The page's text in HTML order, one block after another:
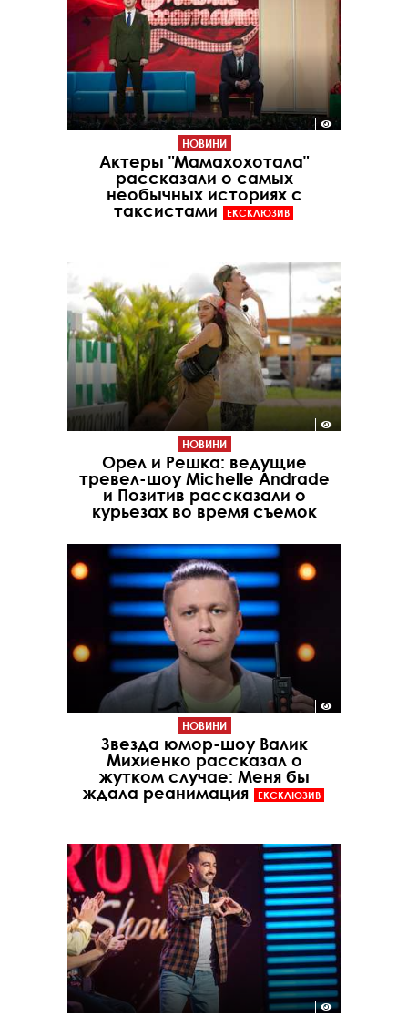
НОВИНИ
Актеры "Мамахохотала"
рассказали о самых
необычных историях с
таксистами
ЕКСКЛЮЗИВ
НОВИНИ
Орел и Решка: ведущие
тревел-шоу Michelle Andrade
и Позитив рассказали о
курьезах во время съемок
НОВИНИ
Звезда юмор-шоу Валик
Михиенко рассказал о
жутком случае: Меня бы
ждала реанимация
ЕКСКЛЮЗИВ